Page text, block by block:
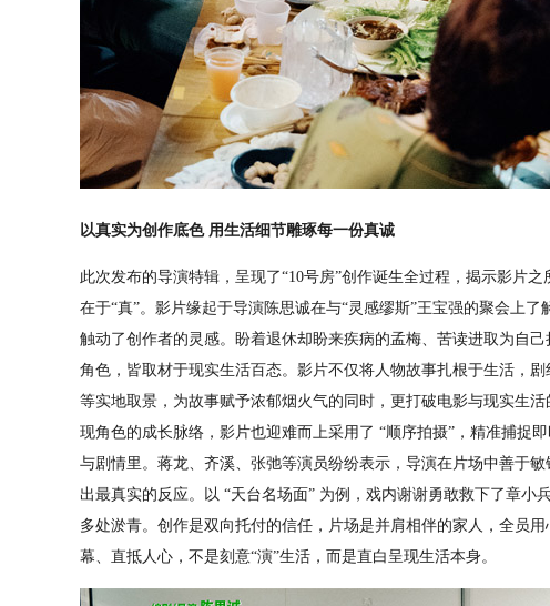
以真实为创作底色 用生活细节雕琢每一份真诚
此次发布的导演特辑，呈现了“10号房”创作诞生全过程，揭示影片
在于“真”。影片缘起于导演陈思诚在与“灵感缪斯”王宝强的聚会上
触动了创作者的灵感。盼着退休却盼来疾病的孟梅、苦读进取为自
角色，皆取材于现实生活百态。影片不仅将人物故事扎根于生活，
等实地取景，为故事赋予浓郁烟火气的同时，更打破电影与现实生
现角色的成长脉络，影片也迎难而上采用了 “顺序拍摄”，精准捕捉
与剧情里。蒋龙、齐溪、张弛等演员纷纷表示，导演在片场中善于
出最真实的反应。以 “天台名场面” 为例，戏内谢谢勇敢救下了章小
多处淤青。创作是双向托付的信任，片场是并肩相伴的家人，全员
幕、直抵人心，不是刻意“演”生活，而是直白呈现生活本身。